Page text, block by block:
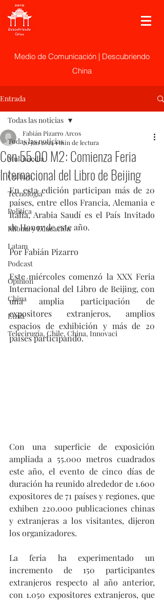
Medio de Comunicación | Descubriendo
China
Entrada
Todas las noticias
Multimedia
Cultura
Tecnología
Politica
Idioma y Educación
Latam
Podcast
Opinión
China
Etnia
Telecirugía, Chile, China, Innovaci
Todas las noticias
Con 55.00 M2: Comienza Feria
Internacional del Libro de Beijing
Fabián Pizarro Arcos
20 jun 20241 min de lectura
En esta edición participan más de 20
países, entre ellos Francia, Alemania e
Italia, Arabia Saudí es el País Invitado
de Honor de este año.
Por Fabián Pizarro
Este miércoles comenzó la XXX Feria
Internacional del Libro de Beijing, con
una amplia participación de
expositores extranjeros, amplios
espacios de exhibición y más de 20
países participando.
Con una superficie de exposición
ampliada a 55.000 metros cuadrados
este año, el evento de cinco días de
duración ha reunido alrededor de 1.600
expositores de 71 países y regiones, que
exhiben 220.000 publicaciones chinas
y extranjeras a los visitantes, dijeron
los organizadores.
La feria ha experimentado un
incremento de 150 participantes
extranjeros respecto al año anterior,
con 1.050 expositores extranjeros, que